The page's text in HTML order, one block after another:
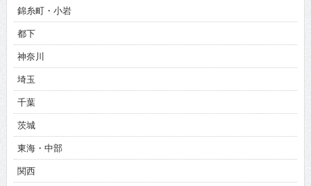
錦糸町・小岩
都下
神奈川
埼玉
千葉
茨城
東海・中部
関西